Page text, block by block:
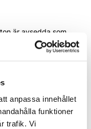
anpassa innehållet
funktioner
trafik. Vi
är avsedda som
lagstadgade
tillåtet att:
tal, hota, tjata,
produkter,